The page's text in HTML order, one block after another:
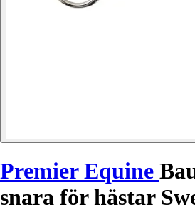
Premier Equine
snara för hästar